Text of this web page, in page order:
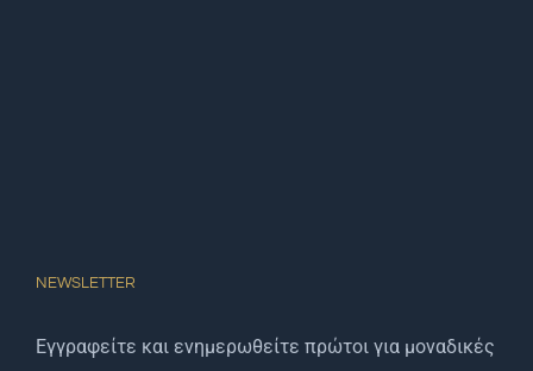
NEWSLETTER
Εγγραφείτε και ενημερωθείτε πρώτοι για μοναδικές